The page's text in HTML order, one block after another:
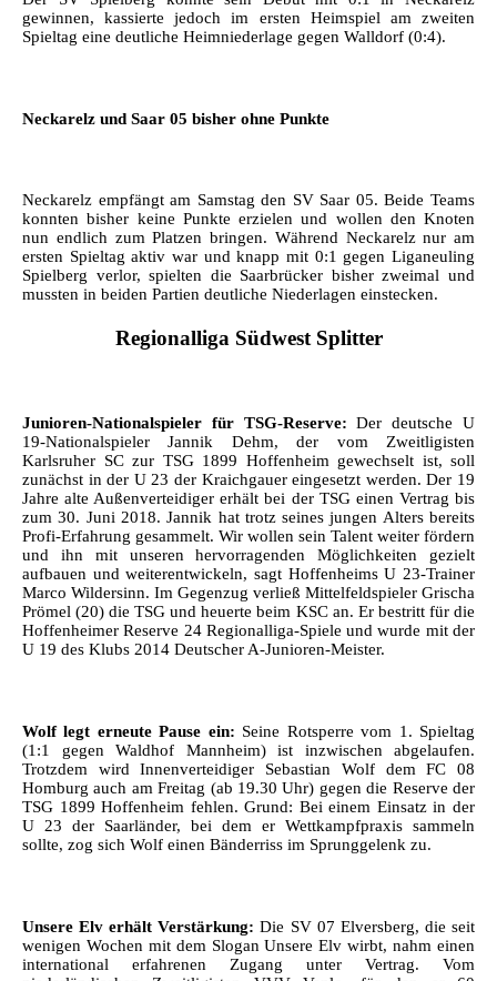
gewinnen, kassierte jedoch im ersten Heimspiel am zweiten
Spieltag eine deutliche Heimniederlage gegen Walldorf (0:4).
Neckarelz und Saar 05 bisher ohne Punkte
Neckarelz empfängt am Samstag den SV Saar 05. Beide Teams
konnten bisher keine Punkte erzielen und wollen den Knoten
nun endlich zum Platzen bringen. Während Neckarelz nur am
ersten Spieltag aktiv war und knapp mit 0:1 gegen Liganeuling
Spielberg verlor, spielten die Saarbrücker bisher zweimal und
mussten in beiden Partien deutliche Niederlagen einstecken.
Regionalliga Südwest Splitter
Junioren-Nationalspieler für TSG-Reserve: Der deutsche U
19-Nationalspieler Jannik Dehm, der vom Zweitligisten
Karlsruher SC zur TSG 1899 Hoffenheim gewechselt ist, soll
zunächst in der U 23 der Kraichgauer eingesetzt werden. Der 19
Jahre alte Außenverteidiger erhält bei der TSG einen Vertrag bis
zum 30. Juni 2018. Jannik hat trotz seines jungen Alters bereits
Profi-Erfahrung gesammelt. Wir wollen sein Talent weiter fördern
und ihn mit unseren hervorragenden Möglichkeiten gezielt
aufbauen und weiterentwickeln, sagt Hoffenheims U 23-Trainer
Marco Wildersinn. Im Gegenzug verließ Mittelfeldspieler Grischa
Prömel (20) die TSG und heuerte beim KSC an. Er bestritt für die
Hoffenheimer Reserve 24 Regionalliga-Spiele und wurde mit der
U 19 des Klubs 2014 Deutscher A-Junioren-Meister.
Wolf legt erneute Pause ein: Seine Rotsperre vom 1. Spieltag
(1:1 gegen Waldhof Mannheim) ist inzwischen abgelaufen.
Trotzdem wird Innenverteidiger Sebastian Wolf dem FC 08
Homburg auch am Freitag (ab 19.30 Uhr) gegen die Reserve der
TSG 1899 Hoffenheim fehlen. Grund: Bei einem Einsatz in der
U 23 der Saarländer, bei dem er Wettkampfpraxis sammeln
sollte, zog sich Wolf einen Bänderriss im Sprunggelenk zu.
Unsere Elv erhält Verstärkung: Die SV 07 Elversberg, die seit
wenigen Wochen mit dem Slogan Unsere Elv wirbt, nahm einen
international erfahrenen Zugang unter Vertrag. Vom